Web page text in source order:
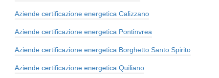
Aziende certificazione energetica Calizzano
Aziende certificazione energetica Pontinvrea
Aziende certificazione energetica Borghetto Santo Spirito
Aziende certificazione energetica Quiliano